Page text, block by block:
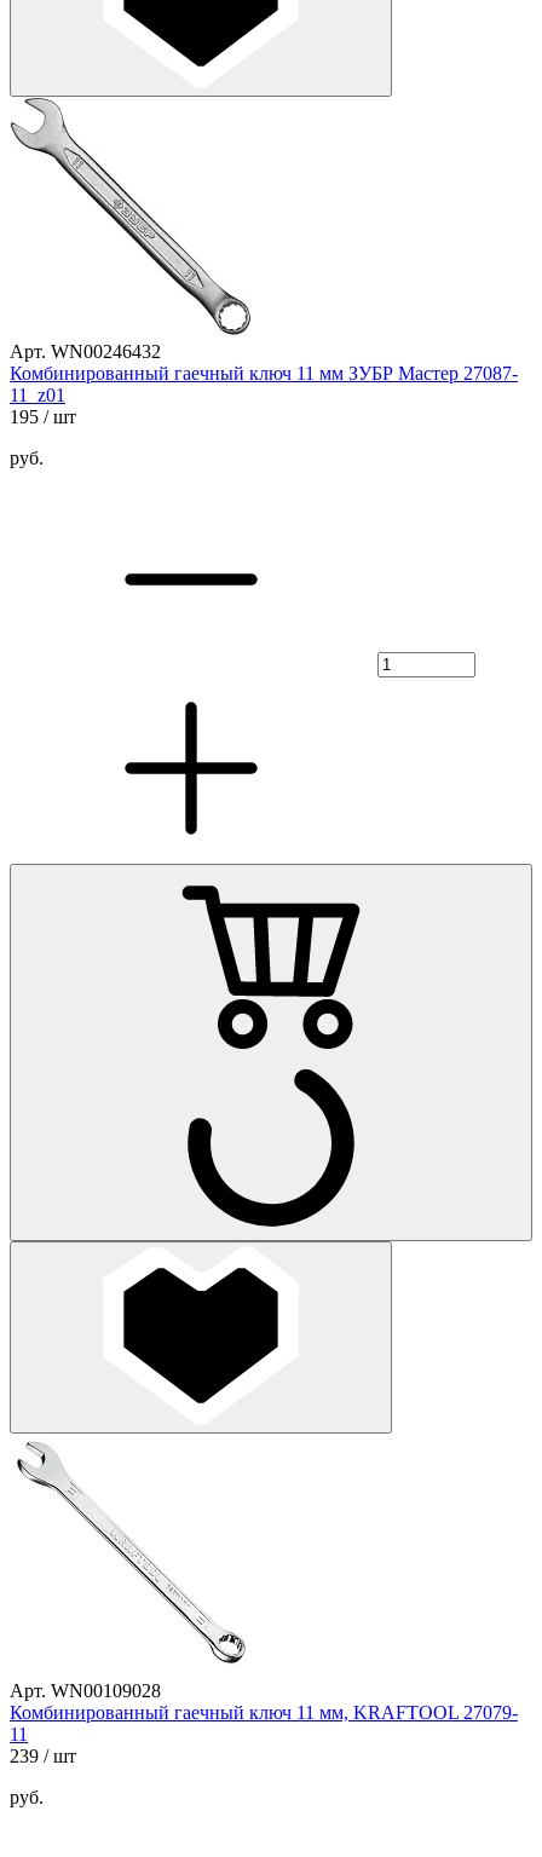
Арт. WN00246432
Комбинированный гаечный ключ 11 мм ЗУБР Мастер 27087-
11_z01
195 / шт
руб.
Арт. WN00109028
Комбинированный гаечный ключ 11 мм, KRAFTOOL 27079-
11
239 / шт
руб.